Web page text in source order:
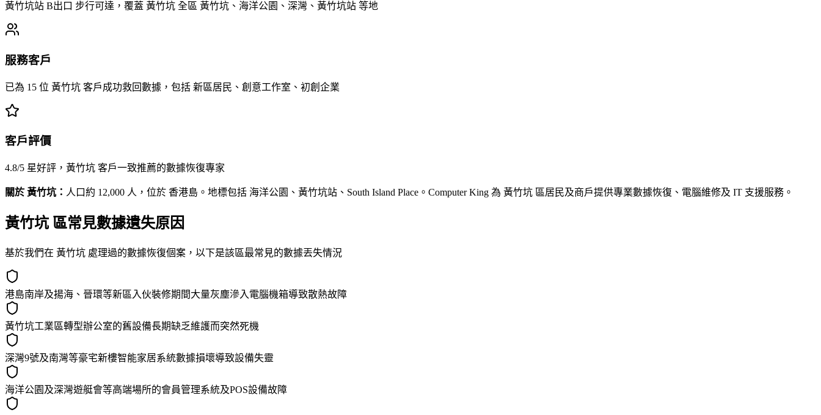
黃竹坑站 B出口 步行可達，覆蓋 黃竹坑 全區 黃竹坑、海洋公園、深灣、黃竹坑站 等地
服務客戶
已為 15 位 黃竹坑 客戶成功救回數據，包括 新區居民、創意工作室、初創企業
客戶評價
4.8/5 星好評，黃竹坑 客戶一致推薦的數據恢復專家
關於 黃竹坑： 人口約 12,000 人，位於 香港島。地標包括 海洋公園、黃竹坑站、South Island Place。Computer King 為 黃竹坑 區居民及商戶提供專業數據恢復、電腦維修及 IT 支援服務。
黃竹坑 區常見數據遺失原因
基於我們在 黃竹坑 處理過的數據恢復個案，以下是該區最常見的數據丟失情況
港島南岸及揚海、晉環等新區入伙裝修期間大量灰塵滲入電腦機箱導致散熱故障
黃竹坑工業區轉型辦公室的舊設備長期缺乏維護而突然死機
深灣9號及南灣等豪宅新樓智能家居系統數據損壞導致設備失靈
海洋公園及深灣遊艇會等高端場所的會員管理系統及POS設備故障